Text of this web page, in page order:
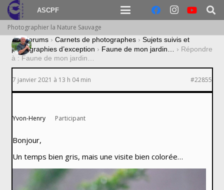
ASCPF
Photographier la Nature Sauvage
› Forums › Carnets de photographes › Sujets suivis et
photographies d’exception › Faune de mon jardin… › Répondre
à : Faune de mon jardin…
7 janvier 2021 à 13 h 04 min #22855
Yvon-Henry Participant
Bonjour,
Un temps bien gris, mais une visite bien colorée…